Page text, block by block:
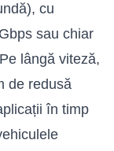
cu
sau chiar
lângă viteză,
de redusă
în timp